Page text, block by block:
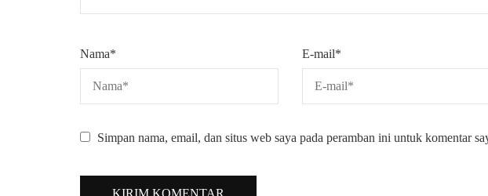
Nama* E-mail*
Simpan nama, email, dan situs web saya pada peramban ini untuk komentar